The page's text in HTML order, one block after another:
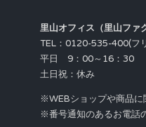
里山オフィス（里山ファ
TEL：0120-535-400(フ
平日 9：00～16：30
土日祝：休み
※WEBショップや商品に
※番号通知のあるお電話